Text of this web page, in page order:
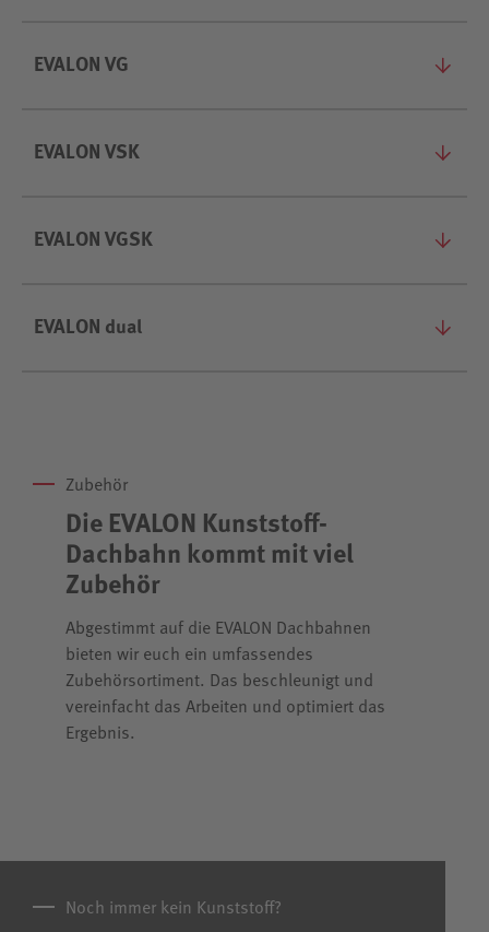
EVALON VG
EVALON VSK
EVALON VGSK
EVALON dual
Zubehör
Die EVALON Kunststoff-
Dachbahn kommt mit viel
Zubehör
Abgestimmt auf die EVALON Dachbahnen
bieten wir euch ein umfassendes
Zubehörsortiment. Das beschleunigt und
vereinfacht das Arbeiten und optimiert das
Ergebnis.
Noch immer kein Kunststoff?